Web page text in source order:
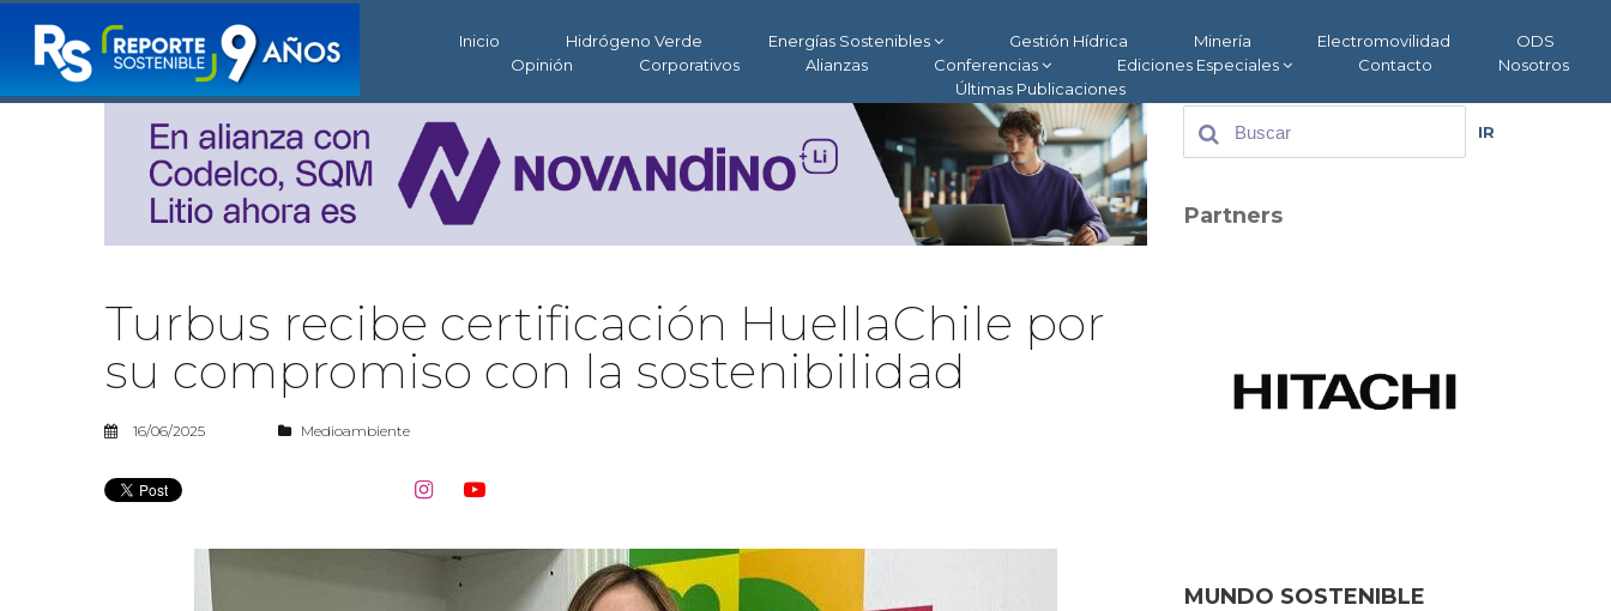
Inicio Hidrógeno Verde Energías Sostenibles Gestión Hídrica Minería Electromovilidad
ODS
Opinión
Corporativos Alianzas Conferencias Ediciones Especiales Contacto
Nosotros
Últimas Publicaciones
Turbus recibe certificación HuellaChile por
su compromiso con la sostenibilidad
16/06/2025 Medioambiente
 
IR
Partners
MUNDO SOSTENIBLE